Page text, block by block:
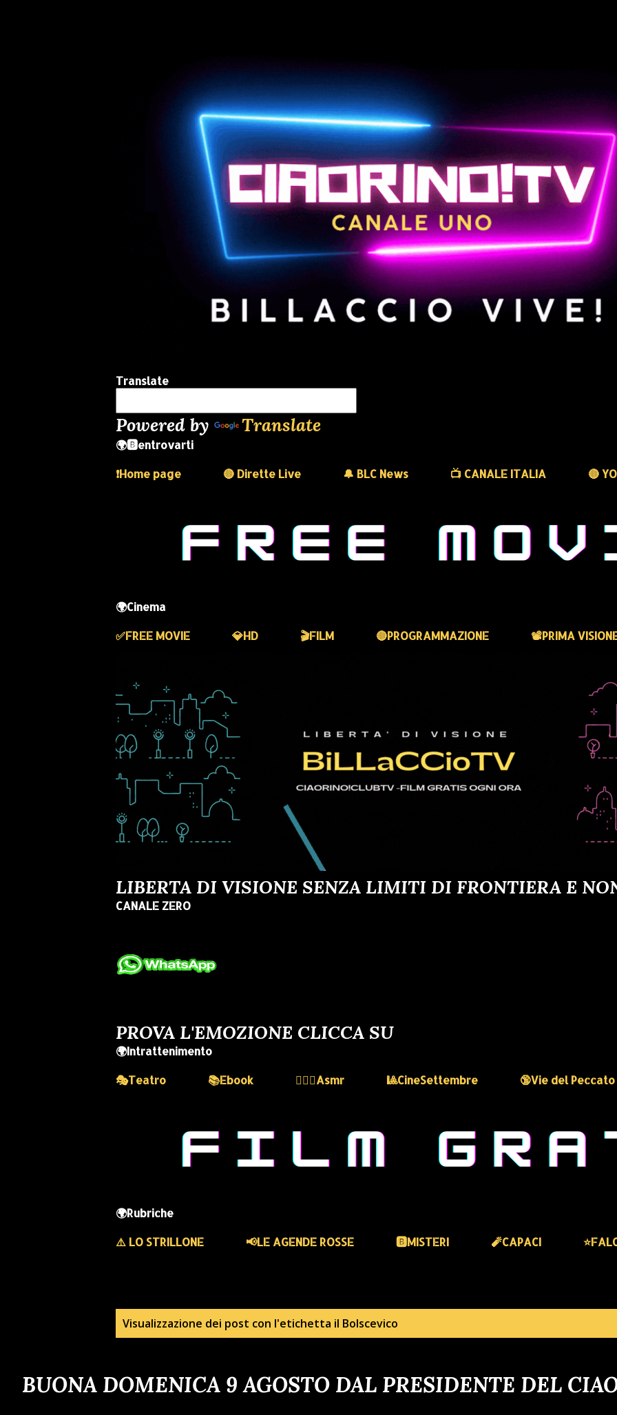
Translate
Powered by Translate
🌍🅱️entrovarti
❗️Home page
🔴 Dirette Live 🔔 BLC News 📺 CANALE ITALIA 🔴
🌍Cinema
✅️FREE MOVIE
💎HD 🎬FILM 🔴PROGRAMMAZIONE 📽️PRIMA
LIBERTA DI VISIONE SENZA LIMITI DI FRONTIERA E
CANALE ZERO
PROVA L'EMOZIONE CLICCA SU
🌍Intrattenimento
🎭Teatro
📚Ebook 💆🏻‍♀️Asmr 🎱CineSettembre 🔞Vie del Peccato
🌍Rubriche
⚠️ LO STRILLONE
📢LE AGENDE ROSSE 🅱️MISTERI 🧨CAPACI
s
Visualizzazione dei post con l'etichetta il Bolscevico
BUONA DOMENICA 9 AGOSTO DAL PRESIDENTE DEL